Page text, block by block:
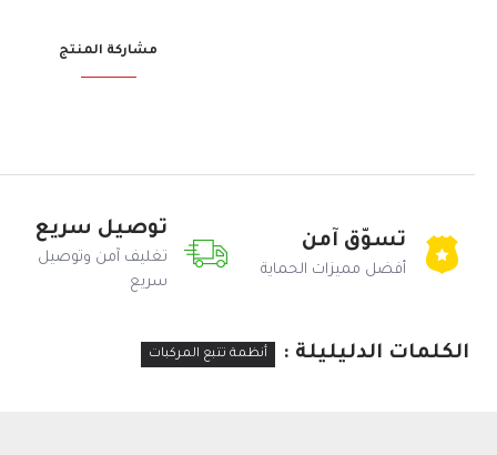
مشاركة المنتج
تسوّق آمن
أفضل مميزات الحماية
توصيل سريع
تغليف آمن وتوصيل
سريع
الكلمات الدليليلة : أنظمة تتبع المركبات